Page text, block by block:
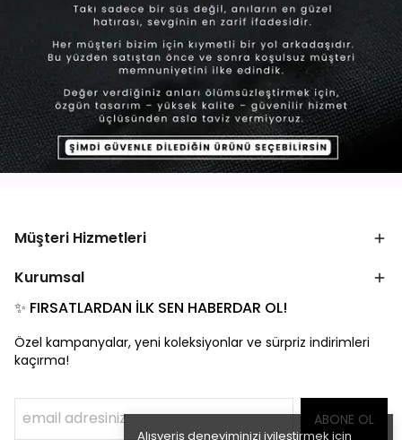
Alışveriş deneyiminizi iyileştirmek için
Müşteri Hizmetleri
Kurumsal
✨ FIRSATLARDAN İLK SEN HABERDAR OL!
Özel kampanyalar, yeni koleksiyonlar ve sürpriz indirimleri
kaçırma!
ABONE OL